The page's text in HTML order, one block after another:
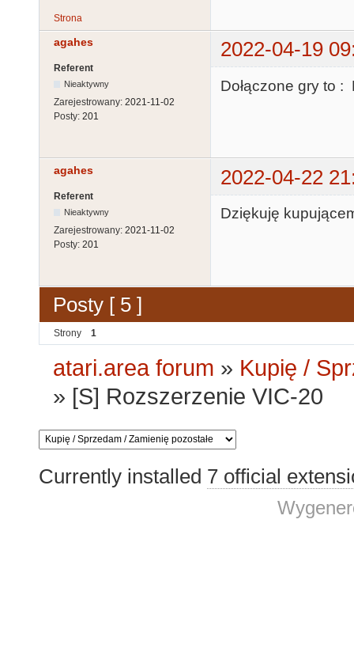
Strona
agahes 2022-04-19
Referent
Nieaktywny
Zarejestrowany: 2021-11-02
Posty: 201
Dołączone gry to :
agahes 2022-04-22
Referent
Nieaktywny
Zarejestrowany: 2021-11-02
Posty: 201
Dziękuję
Posty [ 5 ]
Strony 1
atari.area forum » Kupię /
» [S] Rozszerzenie VIC-20
Currently installed 7 official